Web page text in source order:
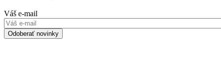
Váš e-mail
Odoberať novinky